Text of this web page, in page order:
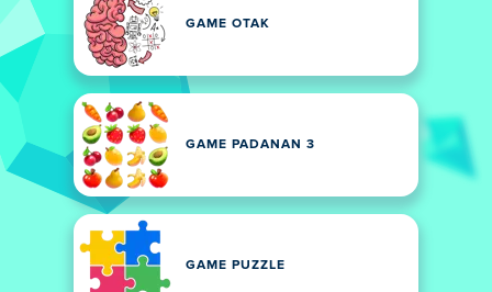
GAME OTAK
GAME PADANAN 3
GAME PUZZLE